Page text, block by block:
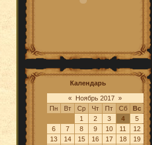
Календарь
« Ноябрь 2017 »
Пн
Вт Ср Чт Пт Сб
Вс
1
2 3 4
5
6
7 8 9 10 11
12
13
14 15 16 17 18
19